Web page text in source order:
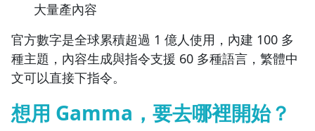
大量產內容
官方數字是全球累積超過 1 億人使用，內建 100 多
種主題，內容生成與指令支援 60 多種語言，繁體中
文可以直接下指令。
想用 Gamma，要去哪裡開始？